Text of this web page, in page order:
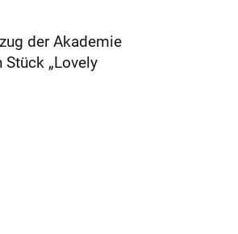
der Akademie
„Lovely